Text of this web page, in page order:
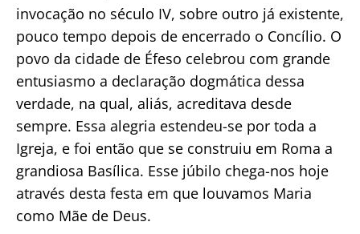
invocação no século IV, sobre outro já existente,
pouco tempo depois de encerrado o Concílio. O
povo da cidade de Éfeso celebrou com grande
entusiasmo a declaração dogmática dessa
verdade, na qual, aliás, acreditava desde
sempre. Essa alegria estendeu-se por toda a
Igreja, e foi então que se construiu em Roma a
grandiosa Basílica. Esse júbilo chega-nos hoje
através desta festa em que louvamos Maria
como Mãe de Deus.